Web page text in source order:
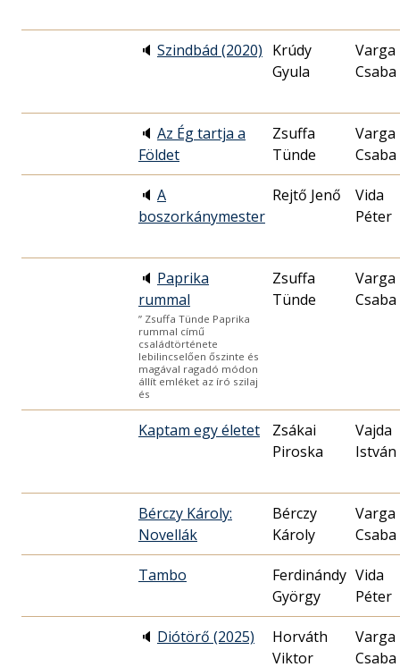
🔈 Szindbád (2020) Krúdy
Gyula
Varga
Csaba
🔈 Az Ég tartja a
Földet
Zsuffa
Tünde
Varga
Csaba
🔈 A
boszorkánymester
Rejtő Jenő
Vida
Péter
🔈 Paprika
rummal
” Zsuffa Tünde Paprika
rummal című
családtörténete
lebilincselően őszinte és
magával ragadó módon
állít emléket az író szilaj
és
Zsuffa
Tünde
Varga
Csaba
Kaptam egy életet
Zsákai
Piroska
Vajda
István
Bérczy Károly:
Novellák
Bérczy
Károly
Varga
Csaba
Tambo
Ferdinándy
György
Vida
Péter
🔈 Diótörő (2025)
Horváth
Viktor
Varga
Csaba